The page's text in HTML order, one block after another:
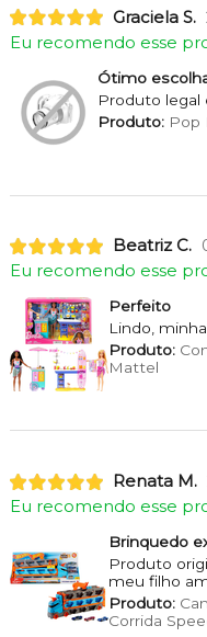
Graciela S.
Eu recomendo esse
Ótimo
Produto legal
Produto:Pop
Beatriz C.
Eu recomendo esse
Perfeito
Lindo,
Produto:
Mattel
Renata M.
Eu recomendo esse
Brinquedo
Produto
meu filho
Produto:
Corrida